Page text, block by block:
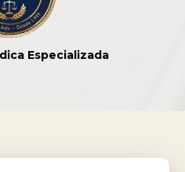
Especializada